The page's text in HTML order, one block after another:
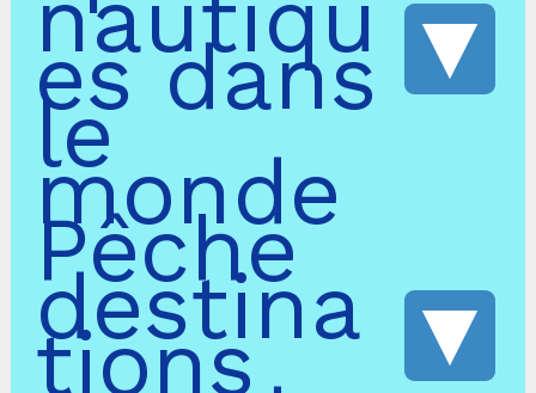
es dans
le
monde
Pêche
destina
tions